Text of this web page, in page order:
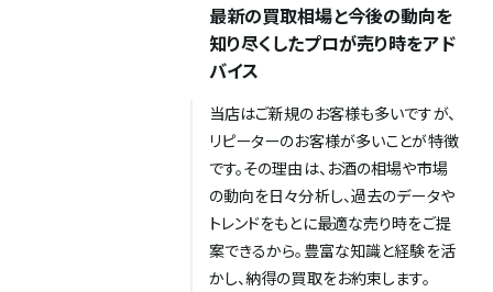
最新の買取相場と今後の動向を
知り尽くしたプロが売り時をアド
バイス
当店はご新規のお客様も多いですが、
リピーターのお客様が多いことが特徴
です。その理由は、お酒の相場や市場
の動向を日々分析し、過去のデータや
トレンドをもとに最適な売り時をご提
案できるから。豊富な知識と経験を活
かし、納得の買取をお約束します。